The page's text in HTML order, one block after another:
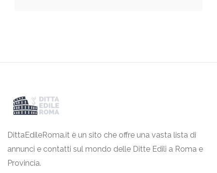
DittaEdileRoma.it è un sito che offre una vasta lista di
annunci e contatti sul mondo delle Ditte Edili a Roma e
Provincia.